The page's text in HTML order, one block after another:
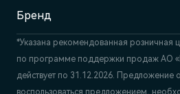
Бренд
*Указана рекомендованная розничная
по программе поддержки продаж АО
действует по 31.12.2026. Предложение
воспользоваться предложением,